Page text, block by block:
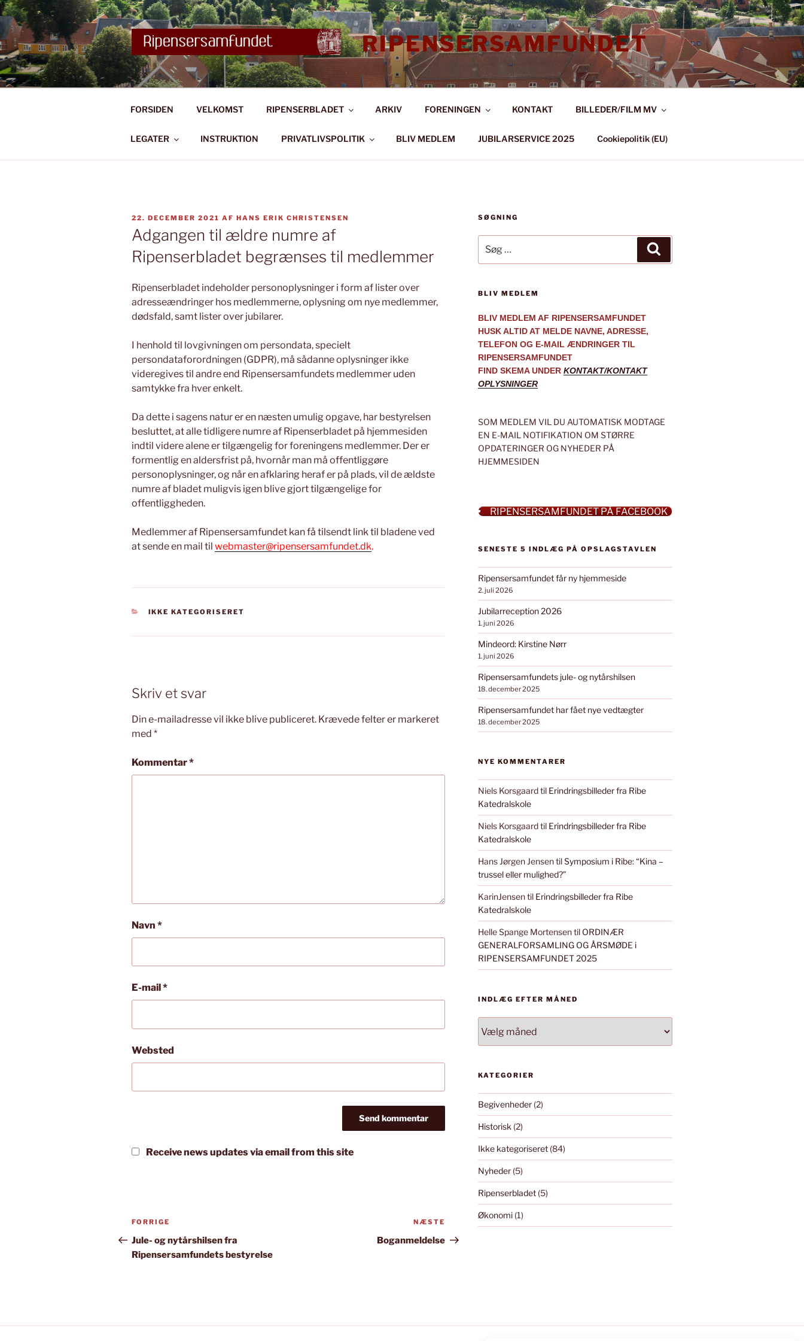
Videre
til
indhold
RIPENSERSAMFUNDET
FORSIDEN VELKOMST RIPENSERBLADET ARKIV FORENINGEN KONTAKT BILLEDER/FILM MV
LEGATER INSTRUKTION PRIVATLIVSPOLITIK BLIV MEDLEM JUBILARSERVICE 2025 Cookiepolitik (EU)
UDGIVET
22. DECEMBER 2021 AF HANS ERIK CHRISTENSEN
Adgangen til ældre numre af
Ripenserbladet begrænses til medlemmer
Ripenserbladet indeholder personoplysninger i form af lister over
adresseændringer hos medlemmerne, oplysning om nye medlemmer,
dødsfald, samt lister over jubilarer.
I henhold til lovgivningen om persondata, specielt
persondataforordningen (GDPR), må sådanne oplysninger ikke
videregives til andre end Ripensersamfundets medlemmer uden
samtykke fra hver enkelt.
Da dette i sagens natur er en næsten umulig opgave, har bestyrelsen
besluttet, at alle tidligere numre af Ripenserbladet på hjemmesiden
indtil videre alene er tilgængelig for foreningens medlemmer. Der er
formentlig en aldersfrist på, hvornår man må offentliggøre
personoplysninger, og når en afklaring heraf er på plads, vil de ældste
numre af bladet muligvis igen blive gjort tilgængelige for
offentliggheden.
Medlemmer af Ripensersamfundet kan få tilsendt link til bladene ved
at sende en mail til webmaster@ripensersamfundet.dk.
KATEGORIER
IKKE KATEGORISERET
Skriv et svar
Din e-mailadresse vil ikke blive publiceret. Krævede felter er markeret
med *
Kommentar*
Navn *
E-mail *
Websted
Receive news updates via email from this site
Indlægsnavigation
Forrige
indlæg
FORRIGE
Jule- og nytårshilsen fra
Ripensersamfundets bestyrelse
indlæg
NÆSTE
Boganmeldelse
SØGNING
efter:
BLIV MEDLEM
BLIV MEDLEM AF RIPENSERSAMFUNDET
HUSK ALTID AT MELDE NAVNE, ADRESSE,
TELEFON OG E-MAIL ÆNDRINGER TIL
RIPENSERSAMFUNDET
FIND SKEMA UNDER KONTAKT/KONTAKT
OPLYSNINGER
SOM MEDLEM VIL DU AUTOMATISK MODTAGE
EN E-MAIL NOTIFIKATION OM STØRRE
OPDATERINGER OG NYHEDER PÅ
HJEMMESIDEN
RIPENSERSAMFUNDET PÅ FACEBOOK
SENESTE 5 INDLÆG PÅ OPSLAGSTAVLEN
Ripensersamfundet får ny hjemmeside
2. juli 2026
Jubilarreception 2026
1. juni 2026
Mindeord: Kirstine Nørr
1. juni 2026
Ripensersamfundets jule- og nytårshilsen
18. december 2025
Ripensersamfundet har fået nye vedtægter
18. december 2025
NYE KOMMENTARER
Niels Korsgaardtil Erindringsbilleder fra Ribe
Katedralskole
Niels Korsgaardtil Erindringsbilleder fra Ribe
Katedralskole
Hans Jørgen JensentilSymposium i Ribe: “Kina –
trussel eller mulighed?”
KarinJensentil Erindringsbilleder fra Ribe
Katedralskole
Helle Spange Mortensentil ORDINÆR
GENERALFORSAMLING OG ÅRSMØDE i
RIPENSERSAMFUNDET 2025
INDLÆG EFTER MÅNED
EFTER
MÅNED
KATEGORIER
Begivenheder(2)
Historisk (2)
Ikke kategoriseret(84)
Nyheder(5)
Ripenserbladet(5)
Økonomi(1)